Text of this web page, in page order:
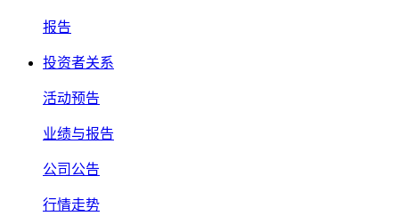
报告
投资者关系
活动预告
业绩与报告
公司公告
行情走势